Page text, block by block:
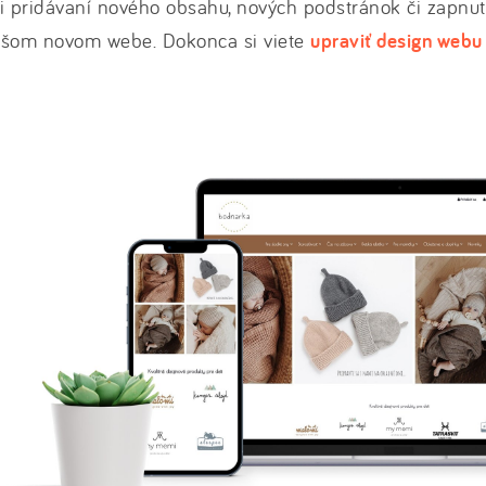
pridávaní nového obsahu, nových podstránok či
novom webe. Dokonca si vieteupraviť design